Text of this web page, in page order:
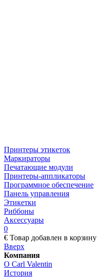
Принтеры этикеток
Маркираторы
Печатающие модули
Принтеры-аппликаторы
Программное обеспечение
Панель управления
Этикетки
Риббоны
Аксессуары
0
€ Товар добавлен в корзину
Вверх
Компания
О Carl Valentin
История